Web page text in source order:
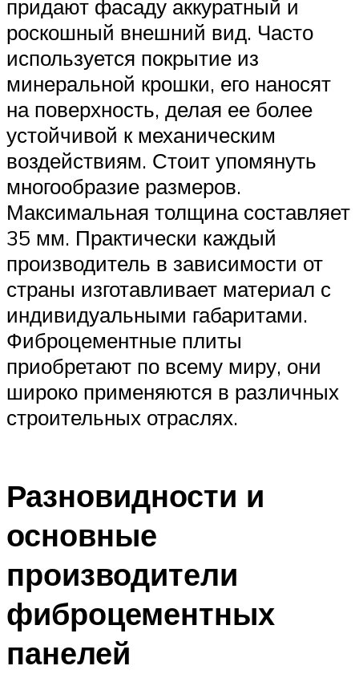
придают фасаду аккуратный и
роскошный внешний вид. Часто
используется покрытие из
минеральной крошки, его наносят
на поверхность, делая ее более
устойчивой к механическим
воздействиям. Стоит упомянуть
многообразие размеров.
Максимальная толщина составляет
35 мм. Практически каждый
производитель в зависимости от
страны изготавливает материал с
индивидуальными габаритами.
Фиброцементные плиты
приобретают по всему миру, они
широко применяются в различных
строительных отраслях.
Разновидности и
основные
производители
фиброцементных
панелей